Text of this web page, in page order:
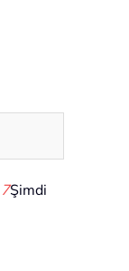
Şimdi